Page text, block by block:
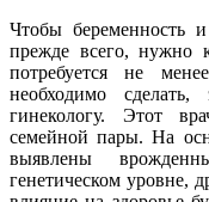
Чтобы беременность
прежде всего, нужно
потребуется не
необходимо
гинекологу. Этот
семейной пары. На
выявлены
генетическом уровне,